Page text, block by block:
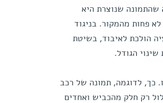
שהתמונה שנוצרת היא
פחות מהמקור. בניגוד
הולכת לאיבוד, בשיטת
הגודל.
כך, לדוגמה, תמונה של רכב
רק חלק מהכביש ואחדים